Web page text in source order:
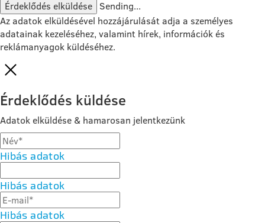
Érdeklődés elküldése Sending...
Az adatok elküldésével hozzájárulását adja a személyes
adatainak kezeléséhez, valamint hírek, információk és
reklámanyagok küldéséhez.
Érdeklődés küldése
Adatok elküldése & hamarosan jelentkezünk
Hibás adatok
Hibás adatok
Hibás adatok